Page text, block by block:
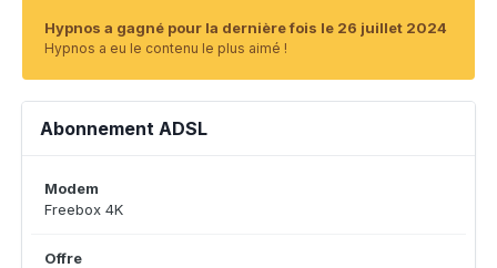
Hypnos a gagné pour la dernière fois le 26 juillet 2024
Hypnos a eu le contenu le plus aimé !
Abonnement ADSL
Modem
Freebox 4K
Offre